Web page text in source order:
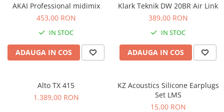
Lasere
Masini de fum si ceata
Mixere DMX
Moving Head-uri
Par Led si Pinspot
Scene şi Ring-uri de Dans
Stative si schela lumini
AKAI Professional midimix
453,00 RON
IN STOC
ADAUGA IN COS
Klark Teknik DW 20BR Air Link
389,00 RON
IN STOC
ADAUGA IN COS
Alto TX 415
1.389,00 RON
KZ Acoustics Silicone Earplugs
Set LMS
15,00 RON